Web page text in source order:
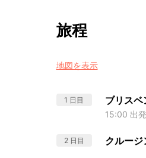
旅程
地図を表示
1 日目 ブリス
15:00 出発
2 日目 クルージ